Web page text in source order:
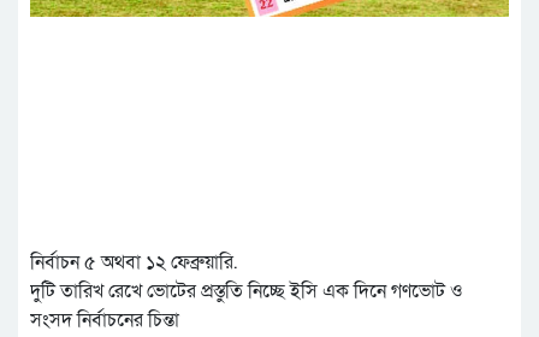
নির্বাচন ৫ অথবা ১২ ফেব্রুয়ারি.
দুটি তারিখ রেখে ভোটের প্রস্তুতি নিচ্ছে ইসি এক দিনে গণভোট ও
সংসদ নির্বাচনের চিন্তা